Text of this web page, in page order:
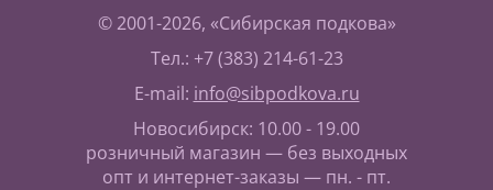
© 2001-2026, «Сибирская подкова»
Тел.: +7 (383) 214-61-23
E-mail: info@sibpodkova.ru
Новосибирск: 10.00 - 19.00
розничный магазин — без выходных
опт и интернет-заказы — пн. - пт.